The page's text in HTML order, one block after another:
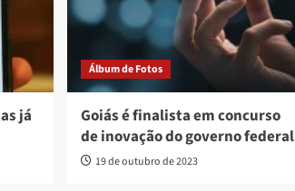
já
Álbum de Fotos
Goiás é finalista em concurso
de inovação do governo federal
19 de outubro de 2023